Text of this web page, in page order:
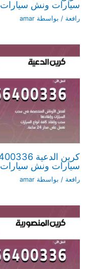
سيارات ونش سيارات
رافعة / بواسطة amar
سيارات ونش سيارات
رافعة / بواسطة amar